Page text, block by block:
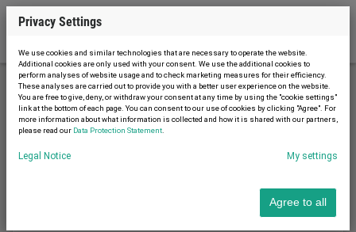
Other machinery
Expresso Balance Lift 060BLS655435 automatic lift
assist
Privacy Settings
We use cookies and similar technologies that are necessary to operate the website.
Additional cookies are only used with your consent. We use the additional cookies to
perform analyses of website usage and to check marketing measures for their efficiency.
These analyses are carried out to provide you with a better user experience on the website.
You are free to give, deny, or withdraw your consent at any time by using the "cookie settings"
link at the bottom of each page. You can consent to our use of cookies by clicking "Agree". For
more information about what information is collected and how it is shared with our partners,
please read our Data Protection Statement
Legal Notice My settings
Agree to all